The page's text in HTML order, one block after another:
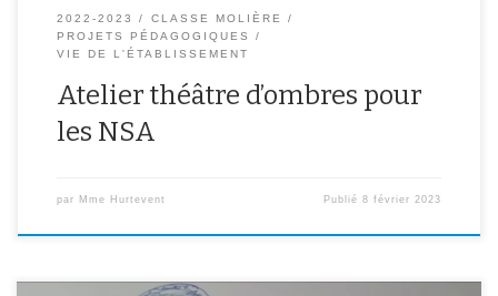
2022-2023
CLASSE MOLIÈRE
PROJETS PÉDAGOGIQUES
VIE DE L'ÉTABLISSEMENT
Atelier théâtre d’ombres pour
les NSA
par Mme Hurtevent Publié8 février 2023